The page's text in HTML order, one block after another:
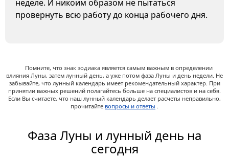
неделе. И никоим образом не пытаться
провернуть всю работу до конца рабочего дня.
Помните, что знак зодиака является самым важным в определении
влияния Луны, затем лунный день, а уже потом фаза Луны и день недели. Не
забывайте, что лунный календарь имеет рекомендательный характер. При
принятии важных решений полагайтесь больше на специалистов и на себя.
Если Вы считаете, что наш лунный календарь делает расчеты неправильно,
прочитайте вопросы и ответы .
Фаза Луны и лунный день на
сегодня